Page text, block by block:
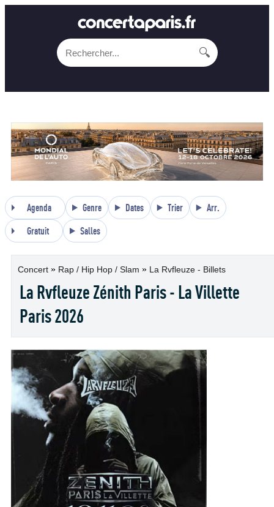
🔍
Agenda Genre Dates Trier Arr.
Gratuit Salles
Concert » Rap / Hip Hop / Slam » La Rvfleuze - Billets
La Rvfleuze Zénith Paris - La Villette
Paris 2026